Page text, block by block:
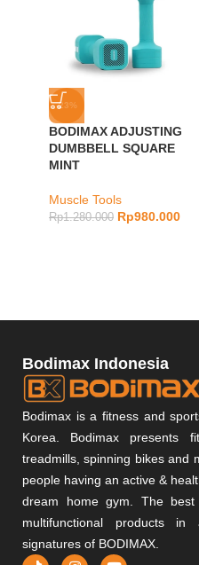
-23%
BODIMAX ADJUSTING
DUMBBELL SQUARE
MINT
Muscle Tools
Rp1.280.000 Rp980.000
Bodimax Indonesia
Bodimax is a fitness and
Korea. Bodimax presents
treadmills, spinning bikes and
people having an active &
dream home gym. The best
multifunctional products
signatures of BODIMAX.